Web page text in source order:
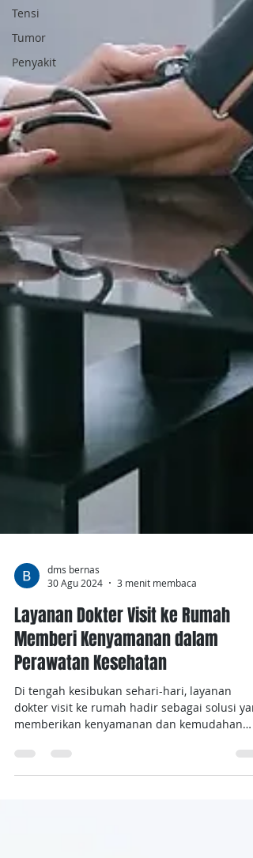
Tensi
Tumor
Penyakit
30 Agu 2024
3 menit membaca
Layanan Dokter Visit ke Rumah
Memberi Kenyamanan dalam
Perawatan Kesehatan
Di tengah kesibukan sehari-hari, layanan
memberikan kenyamanan dan kemudahan
dalam...